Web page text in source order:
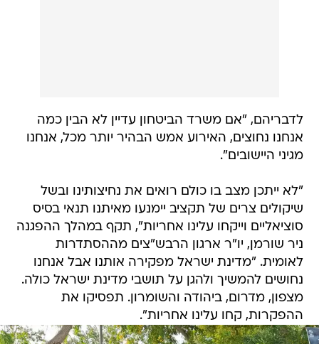
לדבריהם, "אם משרד הביטחון עדיין לא הבין כמה
אנחנו נחוצים, האירוע אמש הבהיר יותר מכל, אנחנו
מגיני היישובים".
"לא ייתכן מצב בו כולם רואים את נחיצותינו ובשל
שיקולים צרים של תקציב יימנעו מאיתנו תנאי בסיס
סוציאליים וייקחו עלינו אחריות", תקף במהלך ההפגנה
ניר שורמן, יו"ר ארגון הרבש"צים מההסתדרות
לאומית. "מדינת ישראל מפקירה אותנו אבל אנחנו
נחושים להמשיך ולהגן על תושבי מדינת ישראל כולה.
מצפון, מדרום, ביהודה והשומרון. תפסיקו את
ההפקרות, קחו עלינו אחריות".